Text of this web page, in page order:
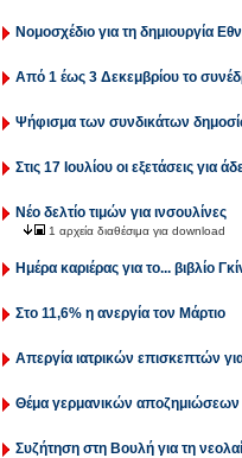
Νομοσχέδιο για τη δημιουργία
Από 1 έως 3 Δεκεμβρίου το
Ψήφισμα των συνδικάτων
Στις 17 Ιουλίου οι εξετάσεις για
Νέο δελτίο τιμών για ινσουλίνες
1 αρχεία διαθέσιμα για download
Ημέρα καριέρας για το... βιβλίο
Στο 11,6% η ανεργία τον Μάρτιο
Απεργία ιατρικών επισκεπτών
Θέμα γερμανικών αποζημιώσεων
Συζήτηση στη Βουλή για τη